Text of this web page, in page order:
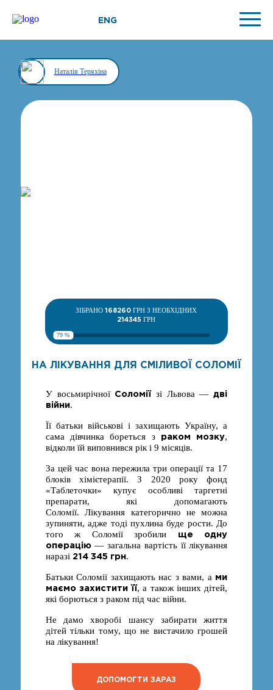
ENG
Наталія Теряхіна
ЗІБРАНО168260 ГРН З НЕОБХІДНИХ
214345 ГРН
79 %
НА ЛІКУВАННЯ ДЛЯ СМІЛИВОЇ СОЛОМІЇ
У восьмирічної Соломіїзі Львова —дві
війни.
Її батьки військові і захищають Україну, а
сама дівчинка бореться зраком мозку,
відколи їй виповнився рік і 9 місяців.
За цей час вона пережила три операції та 17
блоків хімієтерапії. З 2020 року фонд
«Таблеточки» купує особливі таргетні
препарати, які допомагають
Соломії.Лікування категорично не можна
зупиняти, адже тоді пухлина буде рости. До
того ж Соломії зробили ще одну
операцію— загальна вартість її лікування
наразі 214 345 грн.
Батьки Соломії захищають нас з вами, а ми
маємо захистити її, а також інших дітей,
які борються з раком під час війни.
Не дамо хворобі шансу забирати життя
дітей тільки тому, що не вистачило грошей
на лікування!
ДОПОМОГТИ ЗАРАЗ